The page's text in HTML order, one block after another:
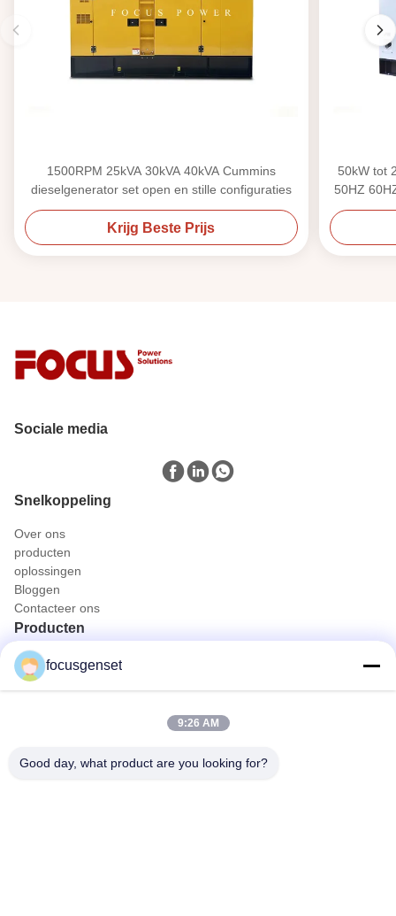
1500RPM 25kVA 30kVA 40kVA Cummins
dieselgenerator set open en stille configuraties
Krijg Beste Prijs
50kW tot
50HZ
Sociale media
Snelkoppeling
Over ons
producten
oplossingen
Bloggen
Contacteer ons
Producten
Cummins dieselgeneratorset
Perkins dieselgeneratorset
Snel contact
focusgenset
9:26 AM
Good day, what product are you looking for?